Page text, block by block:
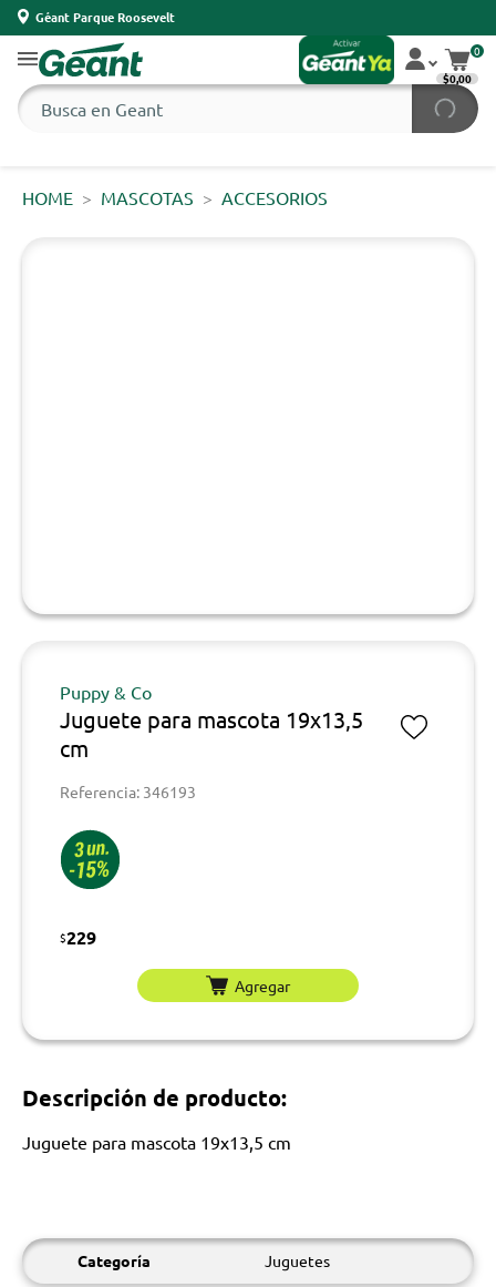
Géant Parque Roosevelt
0
$0,00
HOME MASCOTAS ACCESORIOS
Puppy & Co
Juguete para mascota 19x13,5
cm
Referencia: 346193
$229
Agregar
Descripción de producto:
Juguete para mascota 19x13,5 cm
Categoría Juguetes